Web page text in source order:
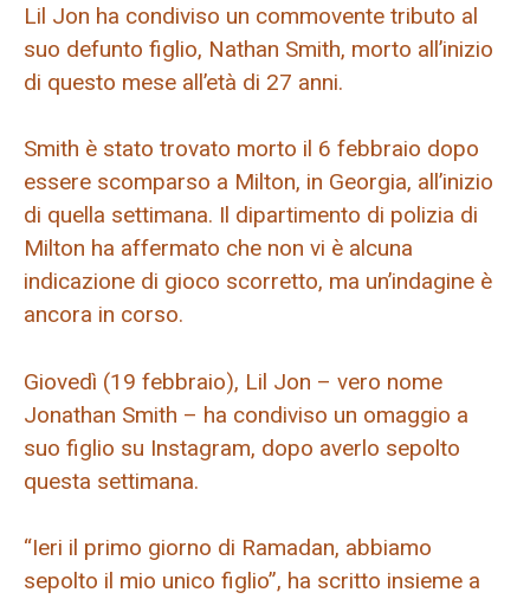
Lil Jon ha condiviso un commovente tributo al
suo defunto figlio, Nathan Smith, morto all’inizio
di questo mese all’età di 27 anni.
Smith è stato trovato morto il 6 febbraio dopo
essere scomparso a Milton, in Georgia, all’inizio
di quella settimana. Il dipartimento di polizia di
Milton ha affermato che non vi è alcuna
indicazione di gioco scorretto, ma un’indagine è
ancora in corso.
Giovedì (19 febbraio), Lil Jon – vero nome
Jonathan Smith – ha condiviso un omaggio a
suo figlio su Instagram, dopo averlo sepolto
questa settimana.
“Ieri il primo giorno di Ramadan, abbiamo
sepolto il mio unico figlio”, ha scritto insieme a